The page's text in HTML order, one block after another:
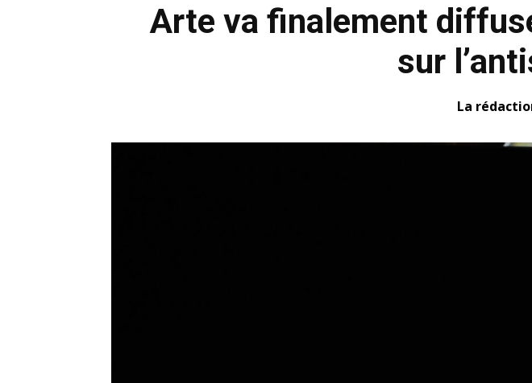
Arte va finalement
sur
La